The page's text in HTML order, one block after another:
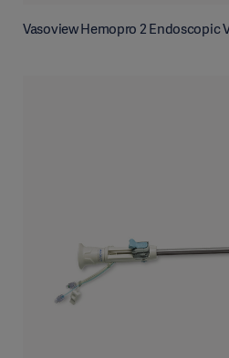
Vasoview Hemopro 2 Endoscopic